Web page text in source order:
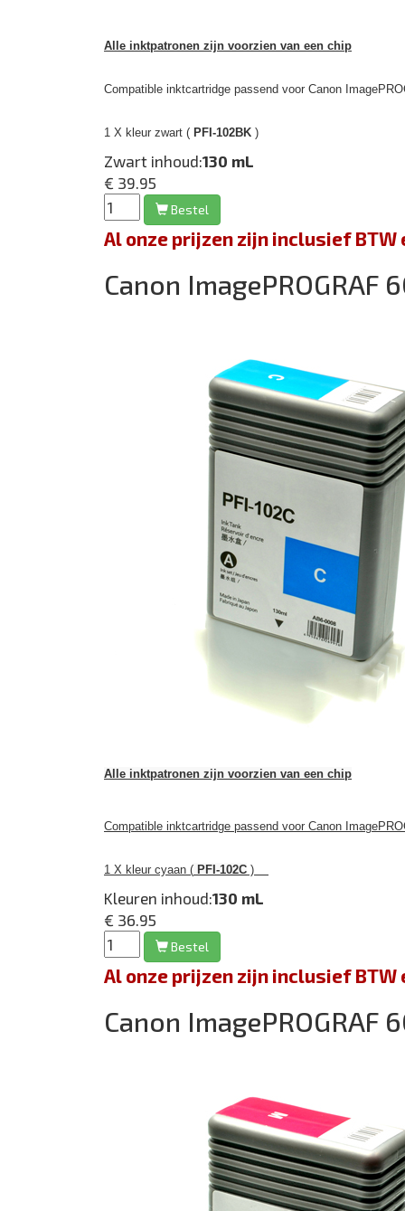
Alle inktpatronen zijn voorzien van een chip
Compatible inktcartridge passend voor Canon
1 X kleur zwart ( PFI-102BK )
Zwart inhoud:130 mL
€ 39.95
Bestel
Al onze prijzen zijn inclusief
Canon ImagePROGRAF
Alle inktpatronen zijn voorzien van een chip
Compatible inktcartridge passend voor Canon
1 X kleur cyaan ( PFI-102C )
Kleuren inhoud:130 mL
€ 36.95
Bestel
Al onze prijzen zijn inclusief
Canon ImagePROGRAF